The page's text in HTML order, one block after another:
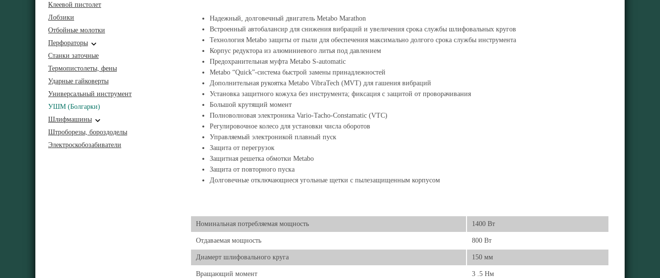
Клеевой пистолет
Лобзики
Отбойные молотки
Перфораторы
Станки заточные
Термопистолеты, фены
Ударные гайковерты
Универсальный инструмент
УШМ (Болгарки)
Шлифмашины
Штроборезы, бороздоделы
Электроскобозабиватели
Надежный, долговечный двигатель Metabo Marathon
Встроенный автобалансир для снижения вибраций и увеличения срока службы шлифовальных кругов
Технология Metabo защиты от пыли для обеспечения максимально долгого срока службы инструмента
Корпус редуктора из алюминиевого литья под давлением
Предохранительная муфта Metabo S-automatic
Metabo “Quick”-система быстрой замены принадлежностей
Дополнительная рукоятка Metabo VibraTech (MVT) для гашения вибраций
Установка защитного кожуха без инструмента; фиксация с защитой от проворачивания
Большой крутящий момент
Полноволновая электроника Vario-Tacho-Constamatic (VTC)
Регулировочное колесо для установки числа оборотов
Управляемый электроникой плавный пуск
Защита от перегрузок
Защитная решетка обмотки Metabo
Защита от повторного пуска
Долговечные отключающиеся угольные щетки с пылезащищенным корпусом
Номинальная потребляемая мощность 1400 Вт
Отдаваемая мощность 800 Вт
Диамерт шлифовального круга 150 мм
Вращающий момент 3 .5 Нм